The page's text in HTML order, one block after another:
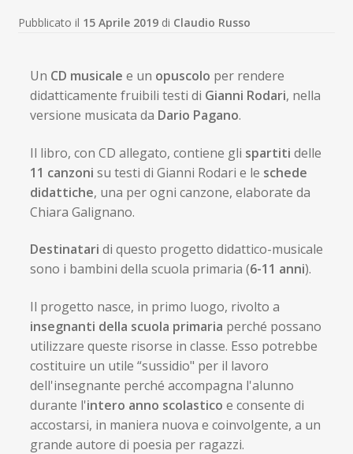
Scuola
child
il
Pubblicato il 15 Aprile 2019 di Claudio Russo
Un CD musicale e un opuscolo per rendere
didatticamente fruibili testi di Gianni Rodari, nella
versione musicata da Dario Pagano.
Il libro, con CD allegato, contiene gli spartiti delle
11 canzoni su testi di Gianni Rodari e le schede
didattiche, una per ogni canzone, elaborate da
Chiara Galignano.
Destinatari di questo progetto didattico-musicale
sono i bambini della scuola primaria (6-11 anni).
Il progetto nasce, in primo luogo, rivolto a
insegnanti della scuola primaria perché possano
utilizzare queste risorse in classe. Esso potrebbe
costituire un utile “sussidio" per il lavoro
dell'insegnante perché accompagna l'alunno
durante l'intero anno scolastico e consente di
accostarsi, in maniera nuova e coinvolgente, a un
grande autore di poesia per ragazzi.